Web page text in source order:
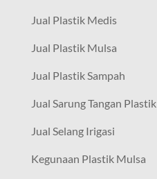
Jual Plastik Medis
Jual Plastik Mulsa
Jual Plastik Sampah
Jual Sarung Tangan Plastik
Jual Selang Irigasi
Kegunaan Plastik Mulsa